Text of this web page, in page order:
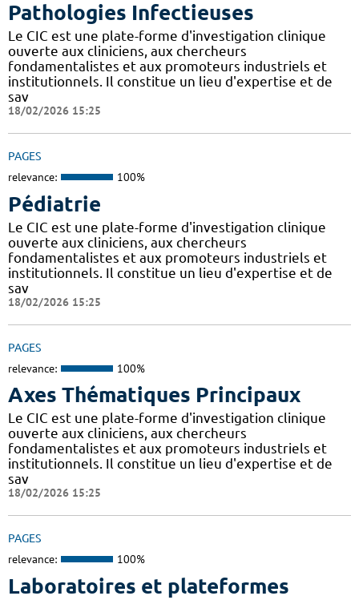
Pathologies Infectieuses
Le CIC est une plate-forme d'investigation clinique
ouverte aux cliniciens, aux chercheurs
fondamentalistes et aux promoteurs industriels et
institutionnels. Il constitue un lieu d'expertise et de
sav
18/02/2026 15:25
PAGES
relevance: 100%
Pédiatrie
Le CIC est une plate-forme d'investigation clinique
ouverte aux cliniciens, aux chercheurs
fondamentalistes et aux promoteurs industriels et
institutionnels. Il constitue un lieu d'expertise et de
sav
18/02/2026 15:25
PAGES
relevance: 100%
Axes Thématiques Principaux
Le CIC est une plate-forme d'investigation clinique
ouverte aux cliniciens, aux chercheurs
fondamentalistes et aux promoteurs industriels et
institutionnels. Il constitue un lieu d'expertise et de
sav
18/02/2026 15:25
PAGES
relevance: 100%
Laboratoires et plateformes